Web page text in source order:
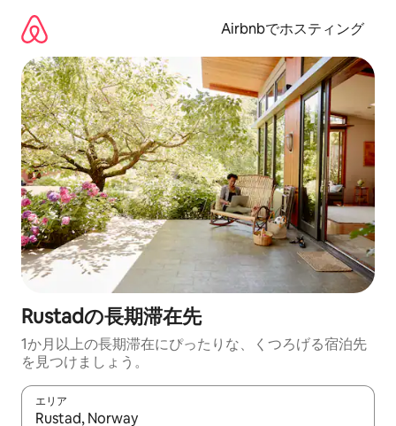
Airbnbでホスティング
Rustadの長期滞在先
1か月以上の長期滞在にぴったりな、くつろげる宿泊先
を見つけましょう。
エリア
検索結果が表示されたら、上下の矢印キーを使って移動するか